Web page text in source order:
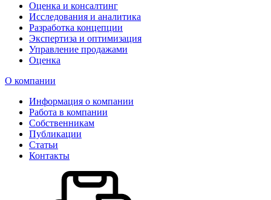
Оценка и консалтинг
Исследования и аналитика
Разработка концепции
Экспертиза и оптимизация
Управление продажами
Оценка
О компании
Информация о компании
Работа в компании
Собственникам
Публикации
Статьи
Контакты